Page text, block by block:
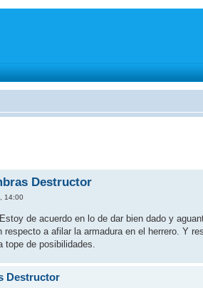
Destructor
14:00
de acuerdo en lo de dar bien dado y
a afilar la armadura en el herrero. Y
tope de posibilidades.
Destructor